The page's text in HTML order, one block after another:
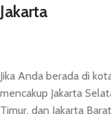
Jakarta
Jika Anda berada di
mencakup Jakarta
Timur, dan Jakarta